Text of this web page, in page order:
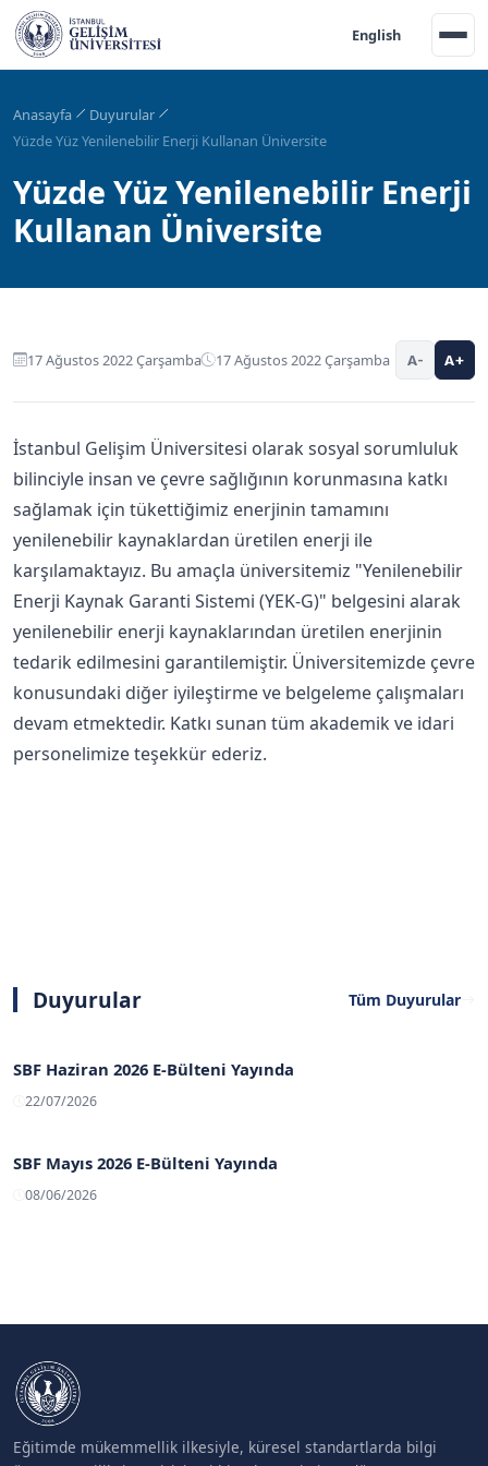
English
Anasayfa
Duyurular
Yüzde Yüz Yenilenebilir Enerji Kullanan Üniversite
Yüzde Yüz Yenilenebilir Enerji
Kullanan Üniversite
17 Ağustos 2022 Çarşamba 17 Ağustos 2022 Çarşamba A- A+
İstanbul Gelişim Üniversitesi olarak sosyal sorumluluk
bilinciyle insan ve çevre sağlığının korunmasına katkı
sağlamak için tükettiğimiz enerjinin tamamını
yenilenebilir kaynaklardan üretilen enerji ile
karşılamaktayız. Bu amaçla üniversitemiz "Yenilenebilir
Enerji Kaynak Garanti Sistemi (YEK-G)" belgesini alarak
yenilenebilir enerji kaynaklarından üretilen enerjinin
tedarik edilmesini garantilemiştir. Üniversitemizde çevre
konusundaki diğer iyileştirme ve belgeleme çalışmaları
devam etmektedir. Katkı sunan tüm akademik ve idari
personelimize teşekkür ederiz.
Duyurular Tüm Duyurular
SBF Haziran 2026 E-Bülteni Yayında
22/07/2026
SBF Mayıs 2026 E-Bülteni Yayında
08/06/2026
Eğitimde mükemmellik ilkesiyle, küresel standartlarda bilgi